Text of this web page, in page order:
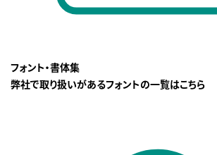
フォント・書体集
弊社で取り扱いがあるフォントの一覧はこちら